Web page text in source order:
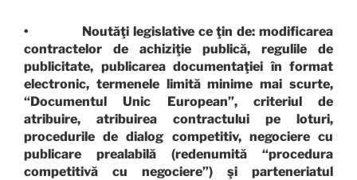
• Noutăţi legislative ce ţin de: modificarea
contractelor de achiziţie publică, regulile de
publicitate, publicarea documentaţiei în format
electronic, termenele limită minime mai scurte,
“Documentul Unic European”, criteriul de
atribuire, atribuirea contractului pe loturi,
procedurile de dialog competitiv, negociere cu
publicare prealabilă (redenumită “procedura
competitivă cu negociere”) şi parteneriatul